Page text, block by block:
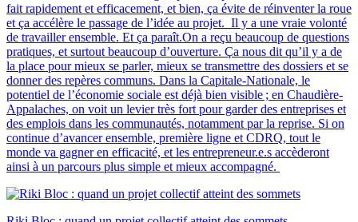
fait rapidement et efficacement, et bien, ça évite de réinventer la roue
et ça accélère le passage de l’idée au projet. Il y a une vraie volonté
de travailler ensemble. Et ça paraît.On a reçu beaucoup de questions
pratiques, et surtout beaucoup d’ouverture. Ça nous dit qu’il y a de
la place pour mieux se parler, mieux se transmettre des dossiers et se
donner des repères communs. Dans la Capitale-Nationale, le
potentiel de l’économie sociale est déjà bien visible ; en Chaudière-
Appalaches, on voit un levier très fort pour garder des entreprises et
des emplois dans les communautés, notamment par la reprise. Si on
continue d’avancer ensemble, première ligne et CDRQ, tout le
monde va gagner en efficacité, et les entrepreneur.e.s accèderont
ainsi à un parcours plus simple et mieux accompagné.